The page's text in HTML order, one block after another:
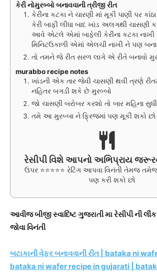
કેરી નોમુરબ્બો બનાવવાની ત્રીજી રીત
કેરીના કટકા ને ચારણી માં મૂકી પાણી પર
કેરી બાફી લીધા બાદ ખાંડ અલગથી ચાસણી
આવે એટલે એમાં બાફેલી કેરીના કટકા નાખી
મિનિટઉકાળી એમાં એલચી નાખી ને પણ
તો તમને જે રીત સરળ લાગે એ રીતે બનાવો
murabbo recipe notes
ખાંડની એક તાર જેવી ચાસણી થવી ત્રણે
નહિતર બગડી શકે છે મુરબ્બો
જો ચાસણી બરોબર કરશો તો બાર મહિના
તમે આ મુરબ્બા ને ફ્રિજમાં પણ મૂકી શકો છો
રેસીપી વિશે આપનો અભિપ્રાય
ઉપર ⭐⭐⭐⭐⭐ રેટિંગ આપવા વિનંતી તેમજ
પણ કરી શકો છો
આવીજ બીજી સ્વાદિષ્ટ ગુજરાતી મા રેસીપી ની
જોવા વિનંતી
બટાકાની વેફર બનાવવાની રીત | bataka ni
bataka ni wafer recipe in gujarati |